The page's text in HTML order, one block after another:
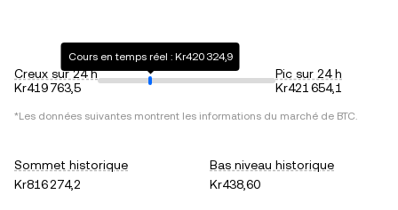
Creux sur 24 h
Kr419 763,5
Cours en temps réel : Kr420 324,9
Pic sur 24 h
Kr421 654,1
*Les données suivantes montrent les informations du marché de BTC.
Sommet historique
Kr816 274,2
Bas niveau historique
Kr438,60